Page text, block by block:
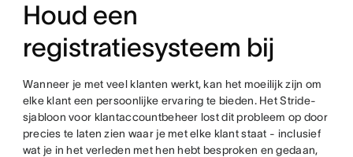
Houd een
registratiesysteem bij
Wanneer je met veel klanten werkt, kan het moeilijk zijn om
elke klant een persoonlijke ervaring te bieden. Het Stride-
sjabloon voor klantaccountbeheer lost dit probleem op door
precies te laten zien waar je met elke klant staat - inclusief
wat je in het verleden met hen hebt besproken en gedaan,